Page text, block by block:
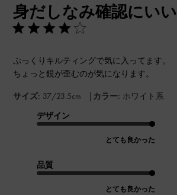
身だしなみ確認にいい
ぷっくりキルティングで気に入ってます。
ちょっと鏡が歪むのが気になります。
サイズ: 37/23.5cm | カラー: ホワイト系
デザイン
とても良かった
品質
とても良かった